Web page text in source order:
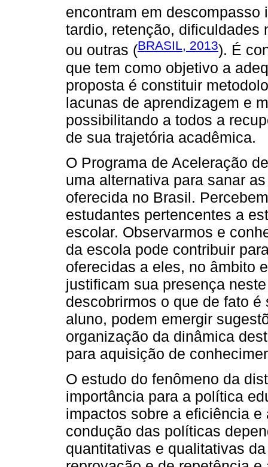
encontram em
tardio, retenção, dificuldades
ou outras (BRASIL, 2013). É
que tem como objetivo a
proposta é constituir
lacunas de aprendizagem e
possibilitando a todos a
de sua trajetória acadêmica.
O Programa de Aceleração
uma alternativa para sanar
oferecida no Brasil.
estudantes pertencentes a
escolar. Observarmos e
da escola pode contribuir
oferecidas a eles, no âmbito
justificam sua presença
descobrirmos o que de fato
aluno, podem emergir
organização da dinâmica
para aquisição de
O estudo do fenômeno da
importância para a política
impactos sobre a eficiência
condução das políticas
quantitativas e qualitativas